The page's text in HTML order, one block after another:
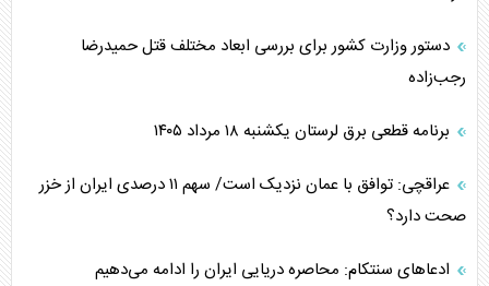
دستور وزارت کشور برای بررسی ابعاد مختلف قتل حمیدرضا
رجب‌زاده
برنامه قطعی برق لرستان یکشنبه ۱۸ مرداد ۱۴۰۵
عراقچی: توافق با عمان نزدیک است/ سهم ۱۱ درصدی ایران از خزر
صحت دارد؟
ادعا‌های سنتکام: محاصره دریایی ایران را ادامه می‌دهیم